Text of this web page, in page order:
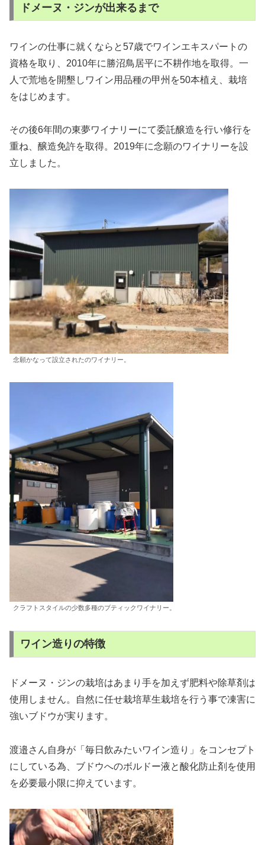
ドメーヌ・ジンが出来るまで
ワインの仕事に就くならと57歳でワインエキスパートの
資格を取り、2010年に勝沼鳥居平に不耕作地を取得。一
人で荒地を開墾しワイン用品種の甲州を50本植え、栽培
をはじめます。
その後6年間の東夢ワイナリーにて委託醸造を行い修行を
重ね、醸造免許を取得。2019年に念願のワイナリーを設
立しました。
念願かなって設立されたのワイナリー。
クラフトスタイルの少数多種のブティックワイナリー。
ワイン造りの特徴
ドメーヌ・ジンの栽培はあまり手を加えず肥料や除草剤は
使用しません。自然に任せ栽培草生栽培を行う事で凍害に
強いブドウが実ります。
渡邉さん自身が「毎日飲みたいワイン造り」をコンセプト
にしている為、ブドウへのボルドー液と酸化防止剤を使用
を必要最小限に抑えています。